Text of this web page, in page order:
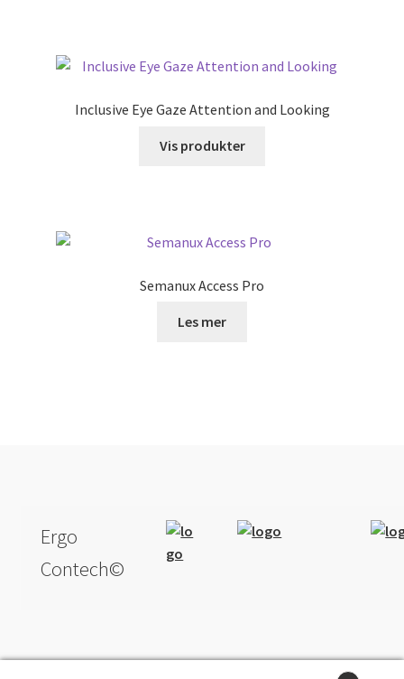
Inclusive Eye Gaze Attention and Looking
Vis produkter
Semanux Access Pro
Les mer
Ergo
Contech©